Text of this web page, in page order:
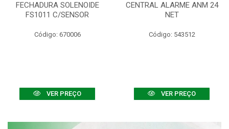
FECHADURA SOLENOIDE
FS1011 C/SENSOR
Código: 670006
VER PREÇO
CENTRAL ALARME ANM 24
NET
Código: 543512
VER PREÇO